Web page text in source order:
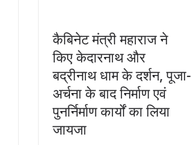
कैबिनेट मंत्री महाराज ने
किए केदारनाथ और
बद्रीनाथ धाम के दर्शन, पूजा-
अर्चना के बाद निर्माण एवं
पुनर्निर्माण कार्यों का लिया
जायजा